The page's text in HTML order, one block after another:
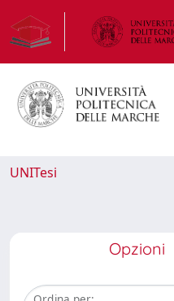
UNITesi
Opzioni